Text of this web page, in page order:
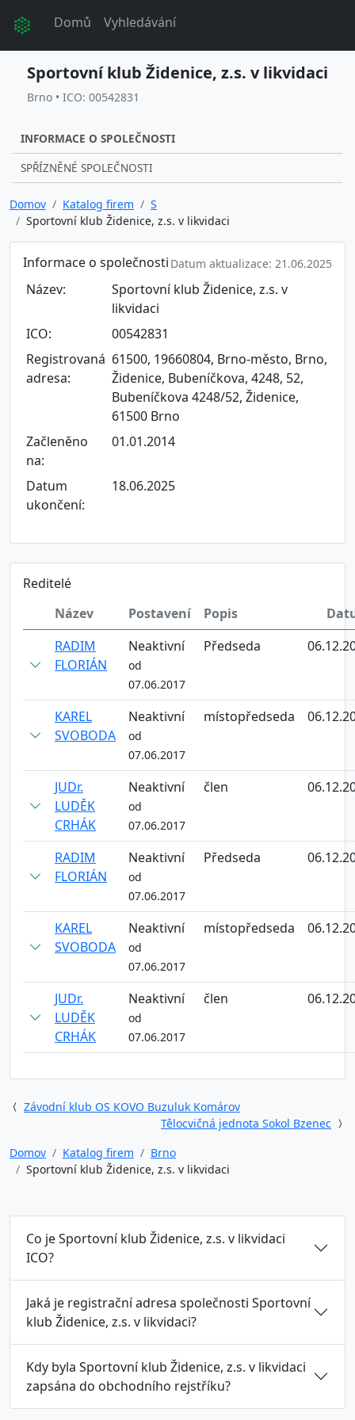
Domů Vyhledávání
Sportovní klub Židenice, z.s. v likvidaci
Brno • ICO: 00542831
INFORMACE O SPOLEČNOSTI
SPŘÍZNĚNÉ SPOLEČNOSTI
Domov Katalog firem
S
Sportovní klub Židenice, z.s. v likvidaci
Informace o společnosti Datum aktualizace: 21.06.2025
Název:
Sportovní klub Židenice, z.s. v
likvidaci
ICO:
00542831
Registrovaná
adresa:
61500, 19660804, Brno-město, Brno,
Židenice, Bubeníčkova, 4248, 52,
Bubeníčkova 4248/52, Židenice,
61500 Brno
Začleněno
na:
01.01.2014
Datum
ukončení:
18.06.2025
Reditelé
Název
Postavení Popis
RADIM
FLORIÁN
Neaktivní
od
07.06.2017
Předseda
KAREL
SVOBODA
Neaktivní
od
07.06.2017
místopředseda
JUDr.
LUDĚK
CRHÁK
Neaktivní
od
07.06.2017
člen
RADIM
FLORIÁN
Neaktivní
od
07.06.2017
Předseda
KAREL
SVOBODA
Neaktivní
od
07.06.2017
místopředseda
JUDr.
LUDĚK
CRHÁK
Neaktivní
od
07.06.2017
člen
Závodní klub OS KOVO Buzuluk Komárov
Tělocvičná jednota Sokol Bzenec
Domov
Katalog firem
Brno
Sportovní klub Židenice, z.s. v likvidaci
Co je Sportovní klub Židenice, z.s. v likvidaci
ICO?
Jaká je registrační adresa společnosti Sportovní
klub Židenice, z.s. v likvidaci?
Kdy byla Sportovní klub Židenice, z.s. v likvidaci
zapsána do obchodního rejstříku?